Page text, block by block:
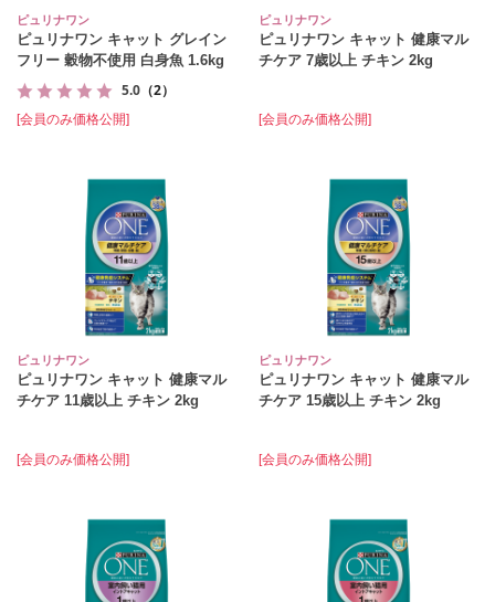
ピュリナワン
ピュリナワン キャット グレイン
フリー 穀物不使用 白身魚 1.6kg
5.0 （2）
[会員のみ価格公開]
ピュリナワン
ピュリナワン キャット 健康マル
チケア 7歳以上 チキン 2kg
[会員のみ価格公開]
ピュリナワン
ピュリナワン キャット 健康マル
チケア 11歳以上 チキン 2kg
[会員のみ価格公開]
ピュリナワン
ピュリナワン キャット 健康マル
チケア 15歳以上 チキン 2kg
[会員のみ価格公開]